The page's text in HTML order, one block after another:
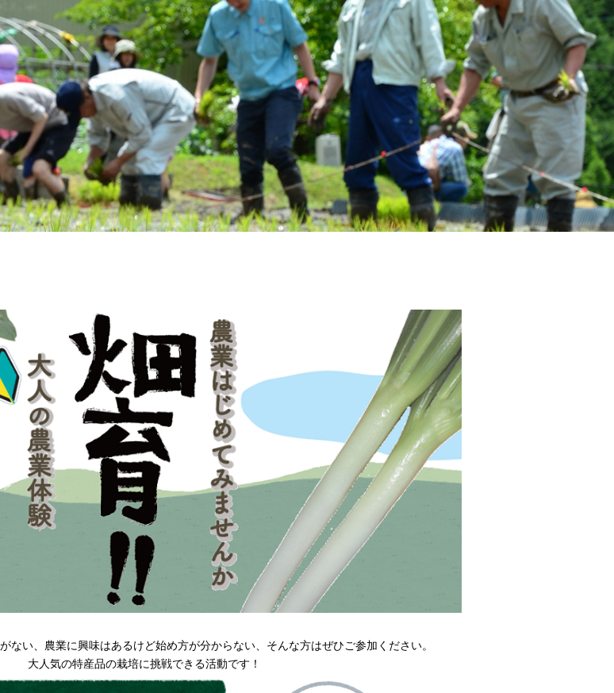
ない、農業に興味はあるけど始め方が分からない、そんな方はぜひご参加ください。
大人気の特産品の栽培に挑戦できる活動です！